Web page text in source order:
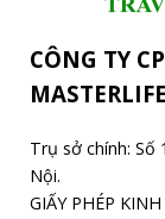
CÔNG TY
Trụ sở chính: Số
Nội.
GIẤY PHÉP